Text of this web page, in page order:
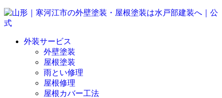
外装サービス
外壁塗装
屋根塗装
雨とい修理
屋根修理
屋根カバー工法